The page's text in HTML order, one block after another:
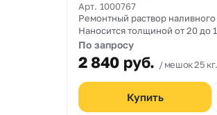
Арт. 1000767
Ремонтный раствор наливного
Наносится толщиной от 20 до
мм за один слой.
По запросу
2 840 руб. мешок 25 кг.